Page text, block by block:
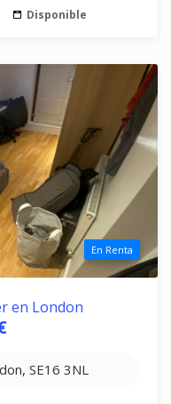
Disponible
En Renta
en London
SE16 3NL